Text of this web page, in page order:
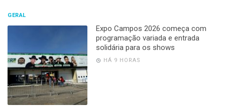
GERAL
Expo Campos 2026 começa com
programação variada e entrada
solidária para os shows
HÁ 9 HORAS